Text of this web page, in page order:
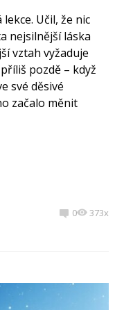
Učil, že nic
nejsilnější láska
vztah vyžaduje
pozdě – když
své děsivé
začalo měnit
0 373x